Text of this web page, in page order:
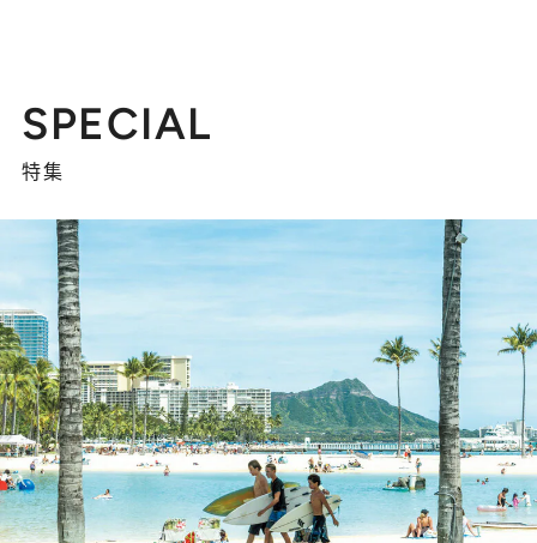
SPECIAL
特集